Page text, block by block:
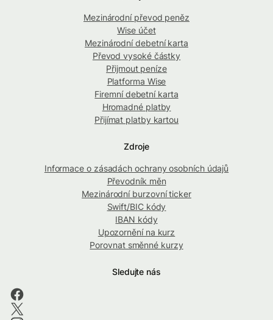
Mezinárodní převod peněz
Wise účet
Mezinárodní debetní karta
Převod vysoké částky
Přijmout peníze
Platforma Wise
Firemní debetní karta
Hromadné platby
Přijímat platby kartou
Zdroje
Informace o zásadách ochrany osobních údajů
Převodník měn
Mezinárodní burzovní ticker
Swift/BIC kódy
IBAN kódy
Upozornění na kurz
Porovnat směnné kurzy
Sledujte nás